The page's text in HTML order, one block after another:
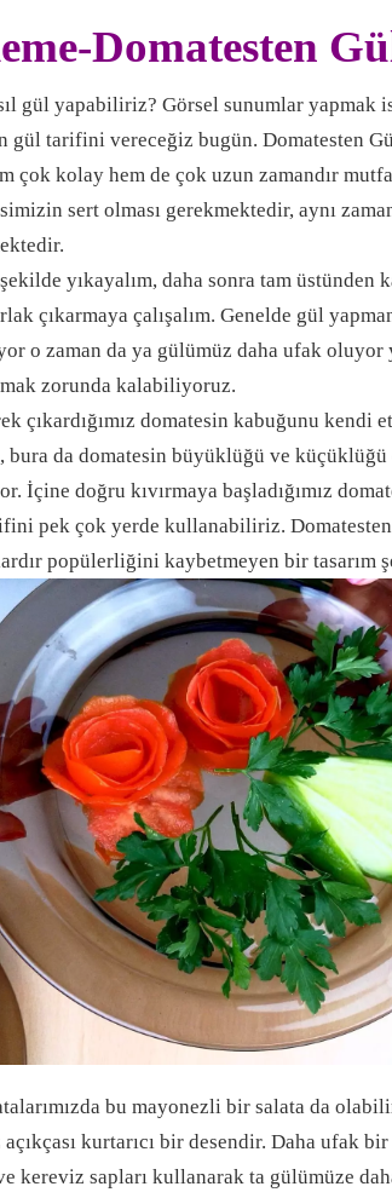
Domatesten
gül yapabiliriz? Görsel sunumlar
gül tarifini vereceğiz bugün. Domatesten
çok kolay hem de çok uzun zamandır
sert olması gerekmektedir, aynı
yıkayalım, daha sonra tam üstünden
çıkarmaya çalışalım. Genelde gül
o zaman da ya gülümüz daha ufak oluyor
zorunda kalabiliyoruz.
çıkardığımız domatesin kabuğunu kendi
bura da domatesin büyüklüğü ve
İçine doğru kıvırmaya başladığımız
pek çok yerde kullanabiliriz. Domatesten
popülerliğini kaybetmeyen bir tasarım
bu mayonezli bir salata da
kurtarıcı bir desendir. Daha ufak
kereviz sapları kullanarak ta gülümüze